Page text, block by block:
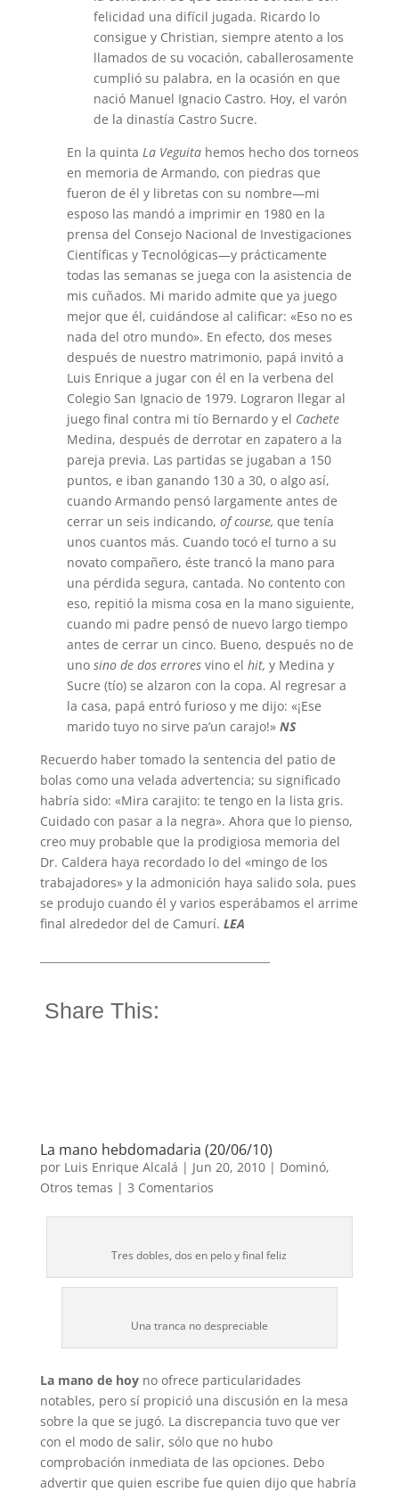
felicidad una difícil jugada. Ricardo lo
consigue y Christian, siempre atento a los
llamados de su vocación, caballerosamente
cumplió su palabra, en la ocasión en que
nació Manuel Ignacio Castro. Hoy, el varón
de la dinastía Castro Sucre.
En la quinta La Veguitahemos hecho dos torneos
en memoria de Armando, con piedras que
fueron de él y libretas con su nombre—mi
esposo las mandó a imprimir en 1980 en la
prensa del Consejo Nacional de Investigaciones
Científicas y Tecnológicas—y prácticamente
todas las semanas se juega con la asistencia de
mis cuñados. Mi marido admite que ya juego
mejor que él, cuidándose al calificar: «Eso no es
nada del otro mundo». En efecto, dos meses
después de nuestro matrimonio, papá invitó a
Luis Enrique a jugar con él en la verbena del
Colegio San Ignacio de 1979. Lograron llegar al
juego final contra mi tío Bernardo y el Cachete
Medina, después de derrotar en zapatero a la
pareja previa. Las partidas se jugaban a 150
puntos, e iban ganando 130 a 30, o algo así,
cuando Armando pensó largamente antes de
cerrar un seis indicando, of course, que tenía
unos cuantos más. Cuando tocó el turno a su
novato compañero, éste trancó la mano para
una pérdida segura, cantada. No contento con
eso, repitió la misma cosa en la mano siguiente,
cuando mi padre pensó de nuevo largo tiempo
antes de cerrar un cinco. Bueno, después no de
uno sino de dos erroresvino el hit, y Medina y
Sucre (tío) se alzaron con la copa. Al regresar a
la casa, papá entró furioso y me dijo: «¡Ese
marido tuyo no sirve pa’un carajo!» NS
Recuerdo haber tomado la sentencia del patio de
bolas como una velada advertencia; su significado
habría sido: «Mira carajito: te tengo en la lista gris.
Cuidado con pasar a la negra». Ahora que lo pienso,
creo muy probable que la prodigiosa memoria del
Dr. Caldera haya recordado lo del «mingo de los
trabajadores» y la admonición haya salido sola, pues
se produjo cuando él y varios esperábamos el arrime
final alrededor del de Camurí. LEA
Share This:
La mano hebdomadaria (20/06/10)
por Luis Enrique Alcalá | Jun 20, 2010| Dominó,
Otros temas | 3 Comentarios
Tres dobles, dos en pelo y final feliz
Una tranca no despreciable
La mano de hoy no ofrece particularidades
notables, pero sí propició una discusión en la mesa
sobre la que se jugó. La discrepancia tuvo que ver
con el modo de salir, sólo que no hubo
comprobación inmediata de las opciones. Debo
advertir que quien escribe fue quien dijo que habría